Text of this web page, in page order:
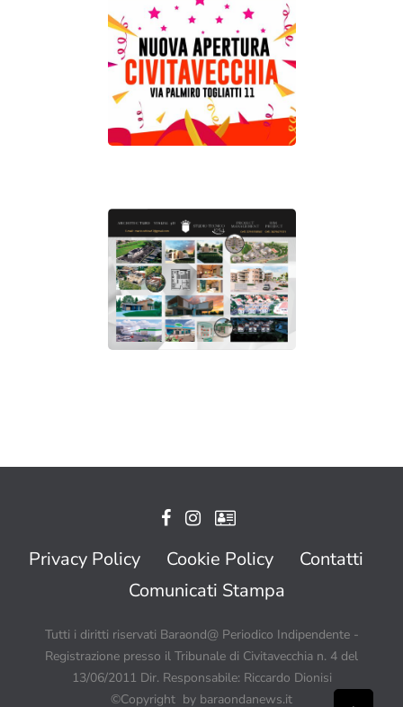
Privacy Policy Cookie Policy
Contatti
Comunicati Stampa
Tutti i diritti riservati Baraond@ Periodico Indipendente -
Registrazione presso il Tribunale di Civitavecchia n. 4 del
13/06/2011 Dir. Responsabile: Riccardo Dionisi
©Copyright by baraondanews.it